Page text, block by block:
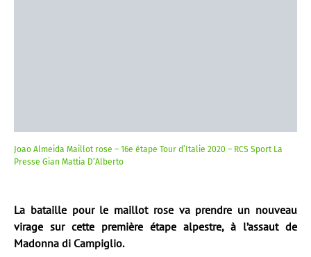
Joao Almeida Maillot rose – 16e étape Tour d’Italie 2020 – RCS Sport La
Presse Gian Mattia D’Alberto
La bataille pour le maillot rose va prendre un nouveau
virage sur cette première étape alpestre, à l’assaut de
Madonna di Campiglio.